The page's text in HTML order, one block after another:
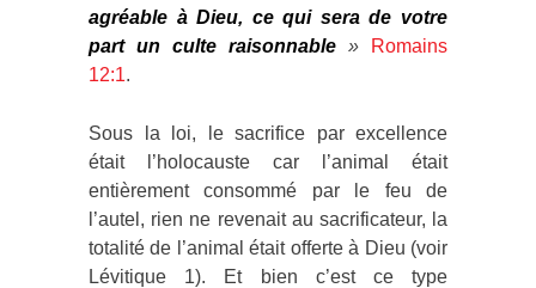
agréable à Dieu, ce qui sera de votre
part un culte raisonnable »
Romains
12:1.
Sous la loi, le sacrifice par excellence
était l’holocauste car l’animal était
entièrement consommé par le feu de
l’autel, rien ne revenait au sacrificateur, la
totalité de l’animal était offerte à Dieu (voir
Lévitique 1). Et bien c’est ce type